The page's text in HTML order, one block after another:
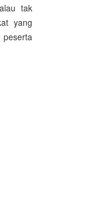
tak
yang